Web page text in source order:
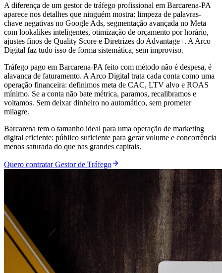
A diferença de um gestor de tráfego profissional em Barcarena-PA
aparece nos detalhes que ninguém mostra: limpeza de palavras-
chave negativas no Google Ads, segmentação avançada no Meta
com lookalikes inteligentes, otimização de orçamento por horário,
ajustes finos de Quality Score e Diretrizes do Advantage+. A Arco
Digital faz tudo isso de forma sistemática, sem improviso.
Tráfego pago em Barcarena-PA feito com método não é despesa, é
alavanca de faturamento. A Arco Digital trata cada conta como uma
operação financeira: definimos meta de CAC, LTV alvo e ROAS
mínimo. Se a conta não bate métrica, paramos, recalibramos e
voltamos. Sem deixar dinheiro no automático, sem prometer
milagre.
Barcarena tem o tamanho ideal para uma operação de marketing
digital eficiente: público suficiente para gerar volume e concorrência
menos saturada do que nas grandes capitais.
Quero contratar Gestor de Tráfego